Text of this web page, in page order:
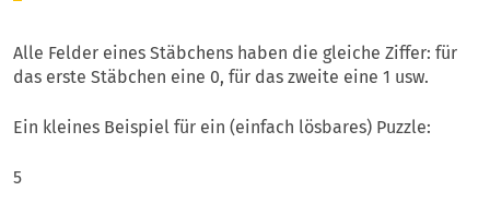
Alle Felder eines Stäbchens haben die gleiche Ziffer: für
das erste Stäbchen eine 0, für das zweite eine 1 usw.
Ein kleines Beispiel für ein (einfach lösbares) Puzzle:
5